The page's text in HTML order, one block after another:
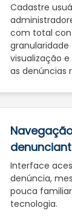
Cadastre
com total
granularidade
visualização
as denúncias
Interface
denúncia,
pouca
tecnologia.